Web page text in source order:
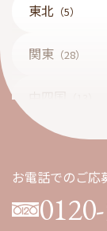
東北 （5）
関東 （28）
（1）
お電話でのご応